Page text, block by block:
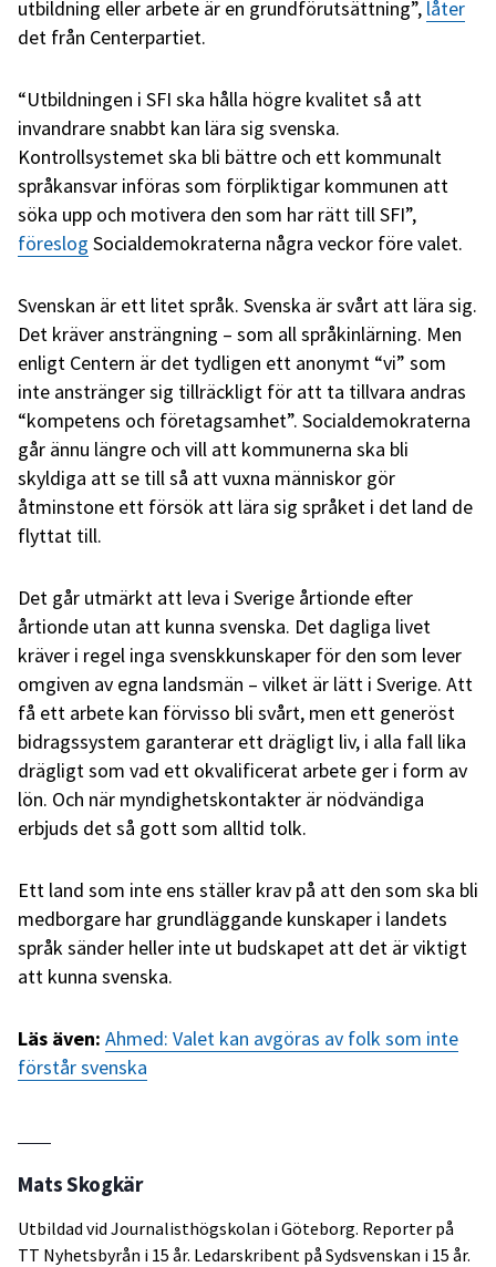
utbildning eller arbete är en grundförutsättning”, låter
det från Centerpartiet.
“Utbildningen i SFI ska hålla högre kvalitet så att
invandrare snabbt kan lära sig svenska.
Kontrollsystemet ska bli bättre och ett kommunalt
språkansvar införas som förpliktigar kommunen att
söka upp och motivera den som har rätt till SFI”,
föreslog Socialdemokraterna några veckor före valet.
Svenskan är ett litet språk. Svenska är svårt att lära sig.
Det kräver ansträngning – som all språkinlärning. Men
enligt Centern är det tydligen ett anonymt “vi” som
inte anstränger sig tillräckligt för att ta tillvara andras
“kompetens och företagsamhet”. Socialdemokraterna
går ännu längre och vill att kommunerna ska bli
skyldiga att se till så att vuxna människor gör
åtminstone ett försök att lära sig språket i det land de
flyttat till.
Det går utmärkt att leva i Sverige årtionde efter
årtionde utan att kunna svenska. Det dagliga livet
kräver i regel inga svenskkunskaper för den som lever
omgiven av egna landsmän – vilket är lätt i Sverige. Att
få ett arbete kan förvisso bli svårt, men ett generöst
bidragssystem garanterar ett drägligt liv, i alla fall lika
drägligt som vad ett okvalificerat arbete ger i form av
lön. Och när myndighetskontakter är nödvändiga
erbjuds det så gott som alltid tolk.
Ett land som inte ens ställer krav på att den som ska bli
medborgare har grundläggande kunskaper i landets
språk sänder heller inte ut budskapet att det är viktigt
att kunna svenska.
Läs även: Ahmed: Valet kan avgöras av folk som inte
förstår svenska
Mats Skogkär
Utbildad vid Journalisthögskolan i Göteborg. Reporter på
TT Nyhetsbyrån i 15 år. Ledarskribent på Sydsvenskan i 15 år.